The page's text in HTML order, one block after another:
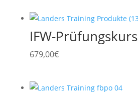
IFW-Prüfungskurs
679,00€